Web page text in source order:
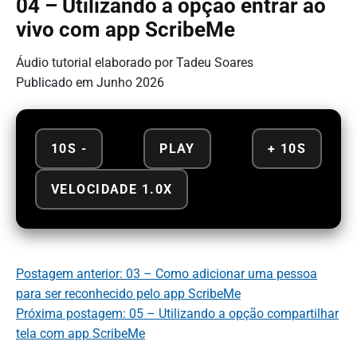
04 – Utilizando a opção entrar ao
vivo com app ScribeMe
Áudio tutorial elaborado por Tadeu Soares
Publicado em Junho 2026
10S - PLAY + 10S
VELOCIDADE 1.0X
Postagem anterior: 03 – Como adicionar uma pessoa
para ser reconhecido pelo app ScribeMe
Próxima postagem: 05 – Utilizando a opção compartilhar
tela com app ScribeMe